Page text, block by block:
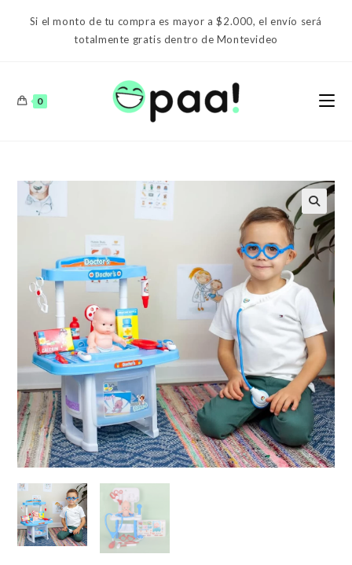
Si el monto de tu compra es mayor a $2.000, el envío será
totalmente gratis dentro de Montevideo
0